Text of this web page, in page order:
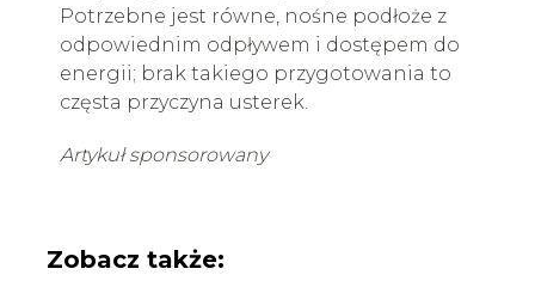
Potrzebne jest równe, nośne podłoże z
odpowiednim odpływem i dostępem do
energii; brak takiego przygotowania to
częsta przyczyna usterek.
Artykuł sponsorowany
Zobacz także: